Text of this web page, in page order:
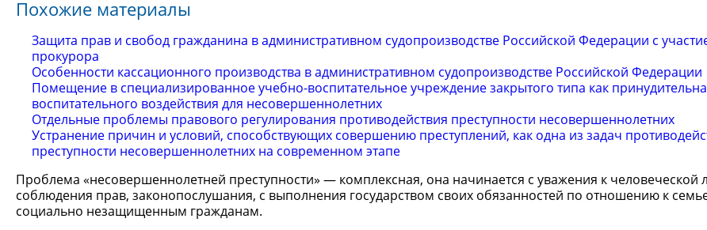
Похожие материалы
Защита прав и свобод гражданина в административном судопроизводстве Российской Федерации с
прокурора
Особенности кассационного производства в административном судопроизводстве Российской Федерации
Помещение в специализированное учебно-воспитательное учреждение закрытого типа как
воспитательного воздействия для несовершеннолетних
Отдельные проблемы правового регулирования противодействия преступности несовершеннолетних
Устранение причин и условий, способствующих совершению преступлений, как одна из задач
преступности несовершеннолетних на современном этапе
Проблема «несовершеннолетней преступности» — комплексная, она начинается с уважения к человеческой
соблюдения прав, законопослушания, с выполнения государством своих обязанностей по отношению к
социально незащищенным гражданам.